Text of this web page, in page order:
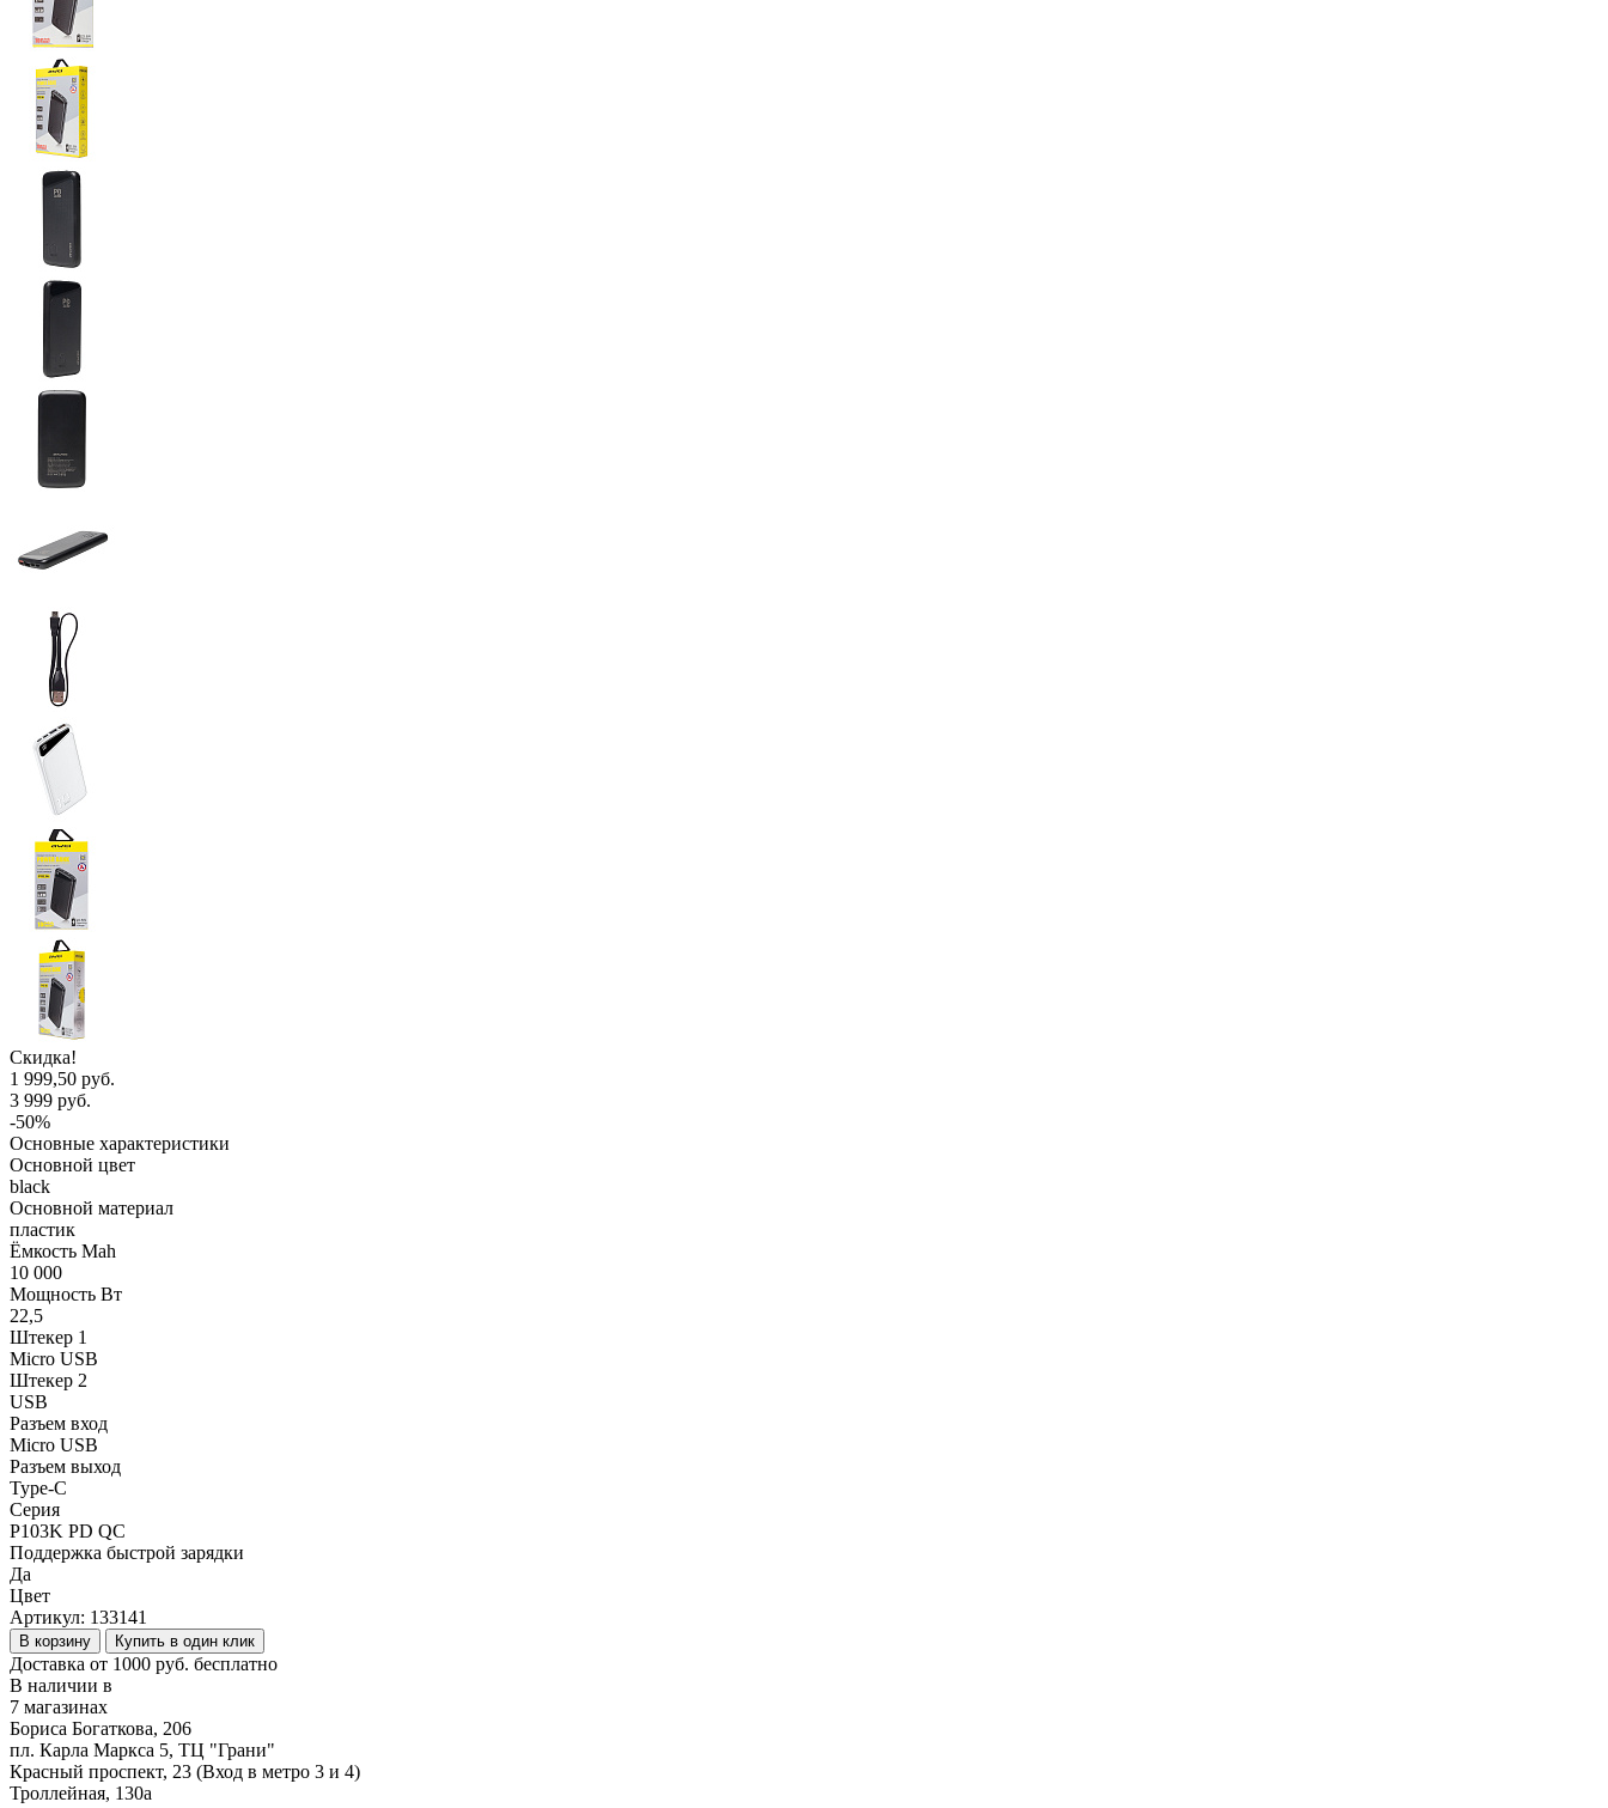
Скидка!
1 999,50 руб.
3 999 руб.
-50%
Основные характеристики
Основной цвет
black
Основной материал
пластик
Ёмкость Mah
10 000
Мощность Вт
22,5
Штекер 1
Micro USB
Штекер 2
USB
Разъем вход
Micro USB
Разъем выход
Type-C
Серия
P103K PD QC
Поддержка быстрой зарядки
Да
Цвет
Артикул: 133141
В корзину Купить в один клик
Доставка от 1000 руб. бесплатно
В наличии в
7 магазинах
Бориса Богаткова, 206
пл. Карла Маркса 5, ТЦ "Грани"
Красный проспект, 23 (Вход в метро 3 и 4)
Троллейная, 130а